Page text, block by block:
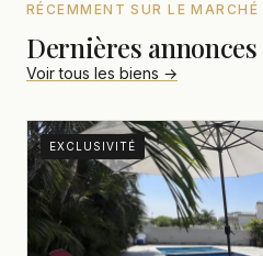
RÉCEMMENT SUR LE MARCHÉ
Dernières
Voir tous les biens →
EXCLUSIVITÉ